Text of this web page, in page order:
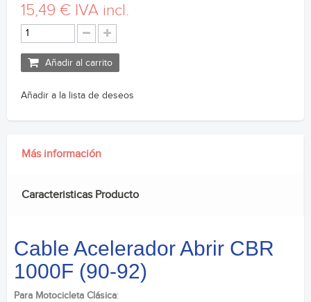
15,49 € IVA incl.
Añadir al carrito
Añadir a la lista de deseos
Más información
Caracteristicas Producto
Cable Acelerador Abrir CBR
1000F (90-92)
Para Motocicleta Clásica: